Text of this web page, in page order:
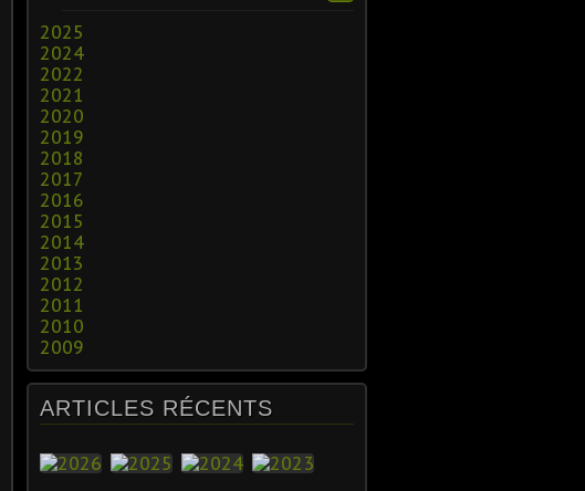
2025
2024
2022
2021
2020
2019
2018
2017
2016
2015
2014
2013
2012
2011
2010
2009
ARTICLES RÉCENTS